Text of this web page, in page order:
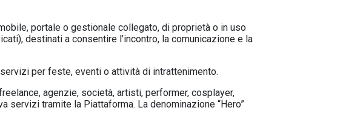
portale o gestionale collegato, di proprietà o in uso
destinati a consentire l’incontro, la comunicazione e la
per feste, eventi o attività di intrattenimento.
agenzie, società, artisti, performer, cosplayer,
servizi tramite la Piattaforma. La denominazione “Hero”